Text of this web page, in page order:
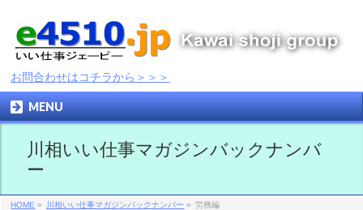
お問合わせはコチラから＞＞＞
MENU
川相いい仕事マガジンバックナンバ
ー
HOME » 川相いい仕事マガジンバックナンバー » 労務編